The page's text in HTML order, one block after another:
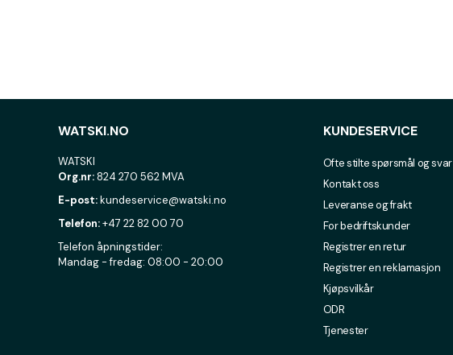
WATSKI.NO
WATSKI
Org.nr:824 270 562 MVA
E-post:kundeservice@watski.no
Telefon:+47 22 82 00 70
Telefon åpningstider:
Mandag - fredag: 08:00 - 20:00
KUNDESERVICE
Ofte stilte spørsmål og svar
Kontakt oss
Leveranse og frakt
For bedriftskunder
Registrer en retur
Registrer en reklamasjon
Kjøpsvilkår
ODR
Tjenester